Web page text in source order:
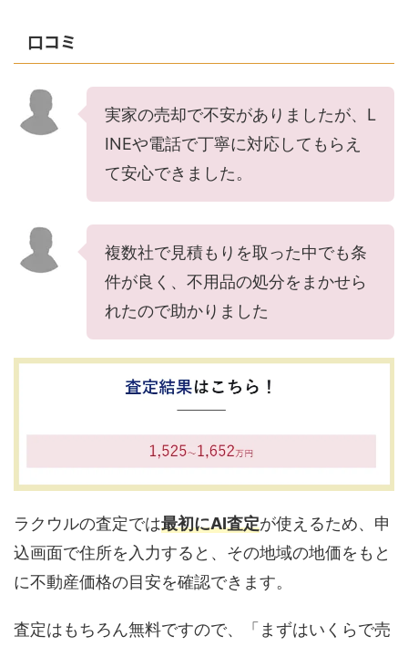
口コミ
実家の売却で不安がありましたが、L
INEや電話で丁寧に対応してもらえ
て安心できました。
複数社で見積もりを取った中でも条
件が良く、不用品の処分をまかせら
れたので助かりました
ラクウルの査定では最初にAI査定が使えるため、申
込画面で住所を入力すると、その地域の地価をもと
に不動産価格の目安を確認できます。
査定はもちろん無料ですので、「まずはいくらで売